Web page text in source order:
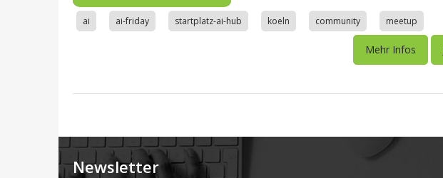
ai ai-friday startplatz-ai-hub koeln community meetup
Mehr Infos
Newsletter